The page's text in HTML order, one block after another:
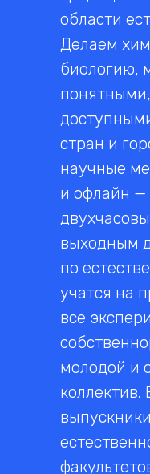
области
Делаем
биологию,
стран и
научные
и офлайн —
выходным
по
учатся на
все
молодой и
коллектив.
выпускники